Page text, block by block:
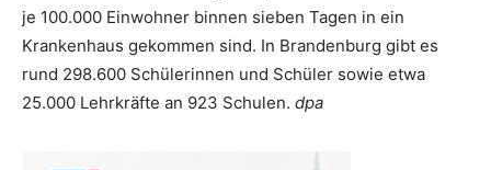
je 100.000 Einwohner binnen sieben Tagen in ein
Krankenhaus gekommen sind. In Brandenburg gibt es
rund 298.600 Schülerinnen und Schüler sowie etwa
25.000 Lehrkräfte an 923 Schulen. dpa